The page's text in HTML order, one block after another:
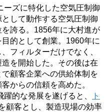
ーズに特化した空気圧制御
して動作する空気圧制御
誇る。1856年に大村進が
的として創業。1960年に
フィルターだけでなく、
を開始した。その後は在
顧客企業への供給体制を
からの信頼を高めた。
的な発展を遂げると、
ト
顧客とし、製造現場の効率